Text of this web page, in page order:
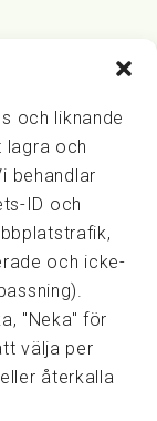
och liknande
lagra och
behandlar
ID och
och icke-
"Neka" för
välja per
återkalla
Analytics